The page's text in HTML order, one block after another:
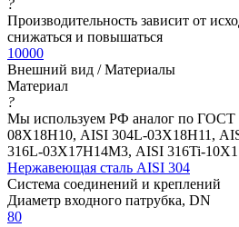
?
Производительность зависит от
снижаться и повышаться
10000
Внешний вид / Материалы
Материал
?
Мы используем РФ аналог по ГОСТ
08Х18Н10, AISI 304L-03Х18Н11,
316L-03Х17Н14М3, AISI 316Ti-
Нержавеющая сталь AISI 304
Система соединений и креплений
Диаметр входного патрубка, DN
80